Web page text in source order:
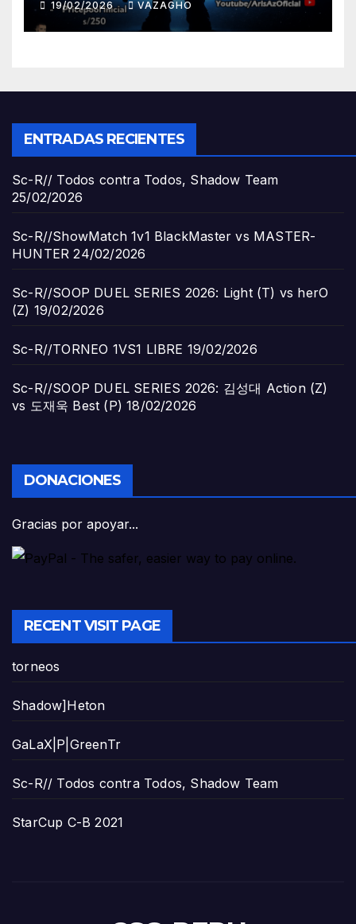
19/02/2026 VAZAGHO
ENTRADAS RECIENTES
Sc-R// Todos contra Todos, Shadow Team
25/02/2026
Sc-R//ShowMatch 1v1 BlackMaster vs MASTER-
HUNTER 24/02/2026
Sc-R//SOOP DUEL SERIES 2026: Light (T) vs herO
(Z) 19/02/2026
Sc-R//TORNEO 1VS1 LIBRE 19/02/2026
Sc-R//SOOP DUEL SERIES 2026: 김성대 Action (Z)
vs 도재욱 Best (P) 18/02/2026
DONACIONES
Gracias por apoyar...
RECENT VISIT PAGE
torneos
Shadow]Heton
GaLaX|P|GreenTr
Sc-R// Todos contra Todos, Shadow Team
StarCup C-B 2021